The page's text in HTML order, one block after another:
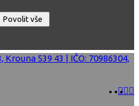
Krouna 539 43 | IČO: 70986304,